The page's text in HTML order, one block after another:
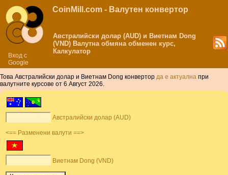
Вход с
Google
CoinMill.com - Валутен конвертор
Австралийски долар (AUD) и Виетнам Dong
(VND) Валутна обмяна обменен курс,
Калкулатор
Това Австралийски долар и Виетнам Dong конвертор да е актуална при
валутните курсове от 6 Август 2026.
Австралийски долар (AUD)
<== Разменени валути ==>
Виетнам Dong (VND)